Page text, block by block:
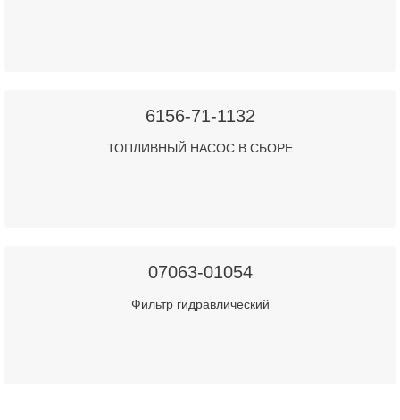
6156-71-1132
ТОПЛИВНЫЙ НАСОС В СБОРЕ
07063-01054
Фильтр гидравлический